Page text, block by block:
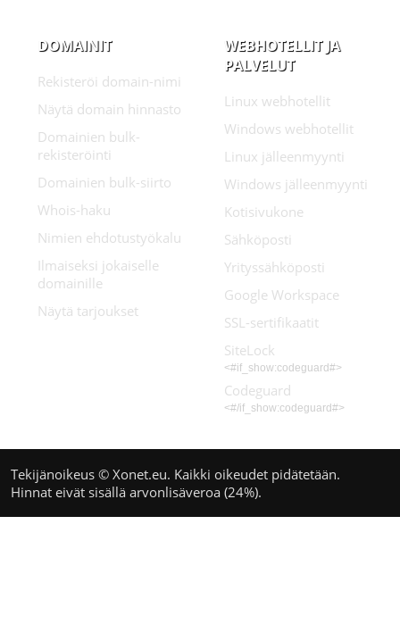
DOMAINIT
Rekisteröi domain-nimi
Näytä domain hinnasto
Domainien bulk-
rekisteröinti
Domainien bulk-siirto
Whois-haku
Nimien ehdotustyökalu
Ilmaiseksi jokaiselle
domainille
Näytä tarjoukset
WEBHOTELLIT JA
PALVELUT
Linux webhotellit
Windows webhotellit
Linux jälleenmyynti
Windows jälleenmyynti
Kotisivukone
Sähköposti
Yrityssähköposti
Google Workspace
SSL-sertifikaatit
SiteLock
<#if_show:codeguard#>
Codeguard
<#/if_show:codeguard#>
Tekijänoikeus © Xonet.eu. Kaikki oikeudet pidätetään.
Hinnat eivät sisällä arvonlisäveroa (24%).